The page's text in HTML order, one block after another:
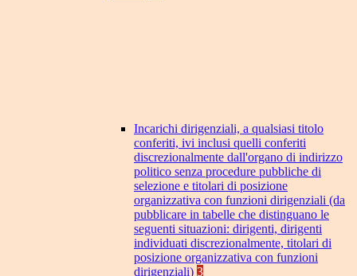
Incarichi dirigenziali, a qualsiasi titolo
conferiti, ivi inclusi quelli conferiti
discrezionalmente dall'organo di indirizzo
politico senza procedure pubbliche di
selezione e titolari di posizione
organizzativa con funzioni dirigenziali (da
pubblicare in tabelle che distinguano le
seguenti situazioni: dirigenti, dirigenti
individuati discrezionalmente, titolari di
posizione organizzativa con funzioni
dirigenziali) 3